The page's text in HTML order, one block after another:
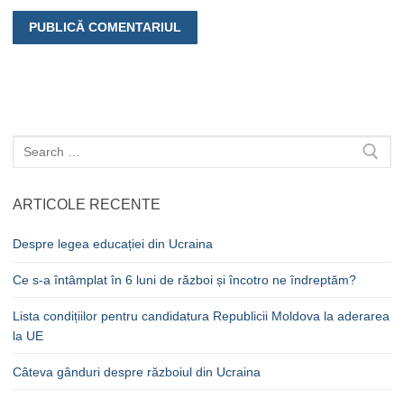
Caută
după:
ARTICOLE RECENTE
Despre legea educației din Ucraina
Ce s-a întâmplat în 6 luni de război și încotro ne îndreptăm?
Lista condițiilor pentru candidatura Republicii Moldova la aderarea
la UE
Câteva gânduri despre războiul din Ucraina